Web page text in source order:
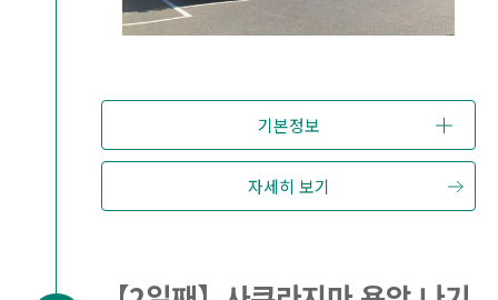
기본정보
자세히 보기